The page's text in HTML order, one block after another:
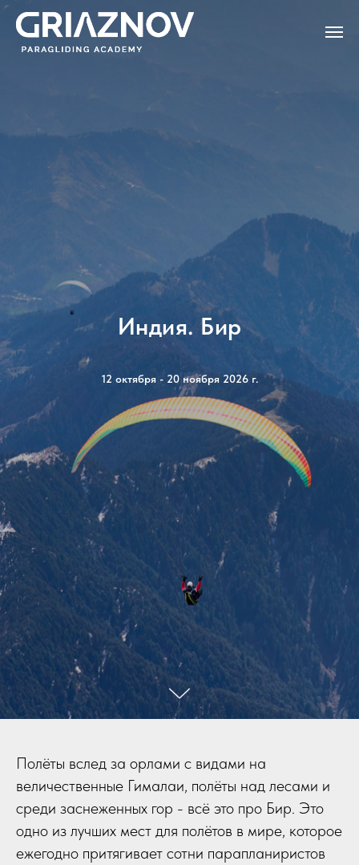
Индия. Бир
12 октября - 20 ноября 2026 г.
Полёты вслед за орлами с видами на
величественные Гималаи, полёты над лесами и
среди заснеженных гор - всё это про Бир. Это
одно из лучших мест для полётов в мире, которое
ежегодно притягивает сотни парапланиристов